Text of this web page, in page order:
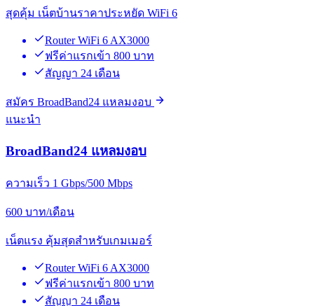
สุดคุ้ม เน็ตบ้านราคาประหยัด WiFi 6
Router WiFi 6 AX3000
ฟรีค่าแรกเข้า 800 บาท
สัญญา 24 เดือน
สมัคร BroadBand24 แหลมงอบ
แนะนำ
BroadBand24 แหลมงอบ
ความเร็ว 1 Gbps/500 Mbps
600 บาท/เดือน
เน็ตแรง คุ้มสุดสำหรับเกมเมอร์
Router WiFi 6 AX3000
ฟรีค่าแรกเข้า 800 บาท
สัญญา 24 เดือน